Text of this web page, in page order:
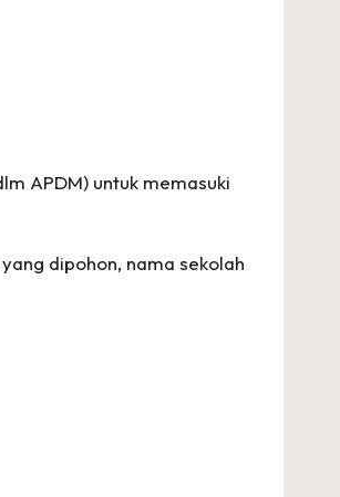
APDM) untuk memasuki
dipohon, nama sekolah